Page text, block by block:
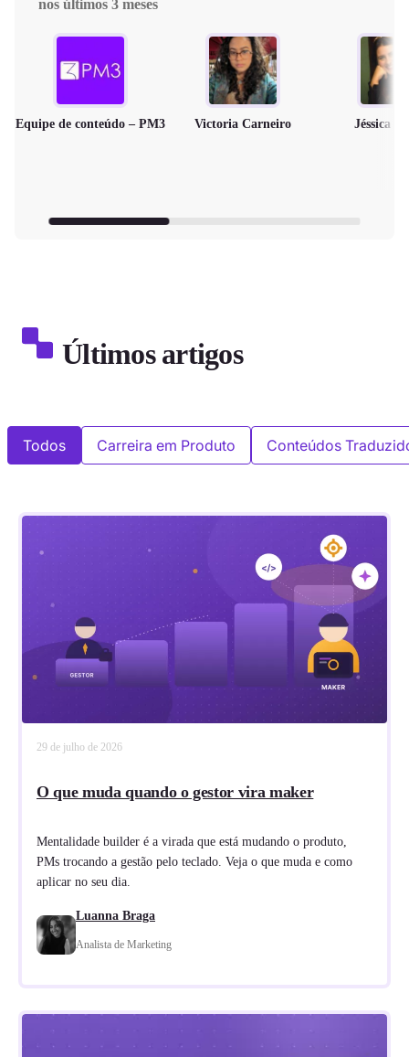
nos últimos 3 meses
Equipe de conteúdo – PM3 Victoria Carneiro Jéssica
Últimos artigos
Todos Carreira em Produto Conteúdos
29 de julho de 2026
O que muda quando o gestor vira maker
Mentalidade builder é a virada que está mudando o produto,
PMs trocando a gestão pelo teclado. Veja o que muda e como
aplicar no seu dia.
Luanna Braga
Analista de Marketing